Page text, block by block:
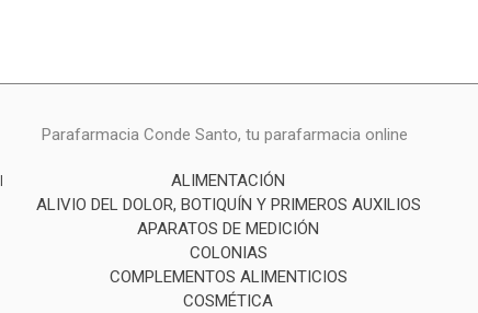
Parafarmacia Conde Santo, tu parafarmacia online
ALIMENTACIÓN
ALIVIO DEL DOLOR, BOTIQUÍN Y PRIMEROS AUXILIOS
APARATOS DE MEDICIÓN
COLONIAS
COMPLEMENTOS ALIMENTICIOS
COSMÉTICA